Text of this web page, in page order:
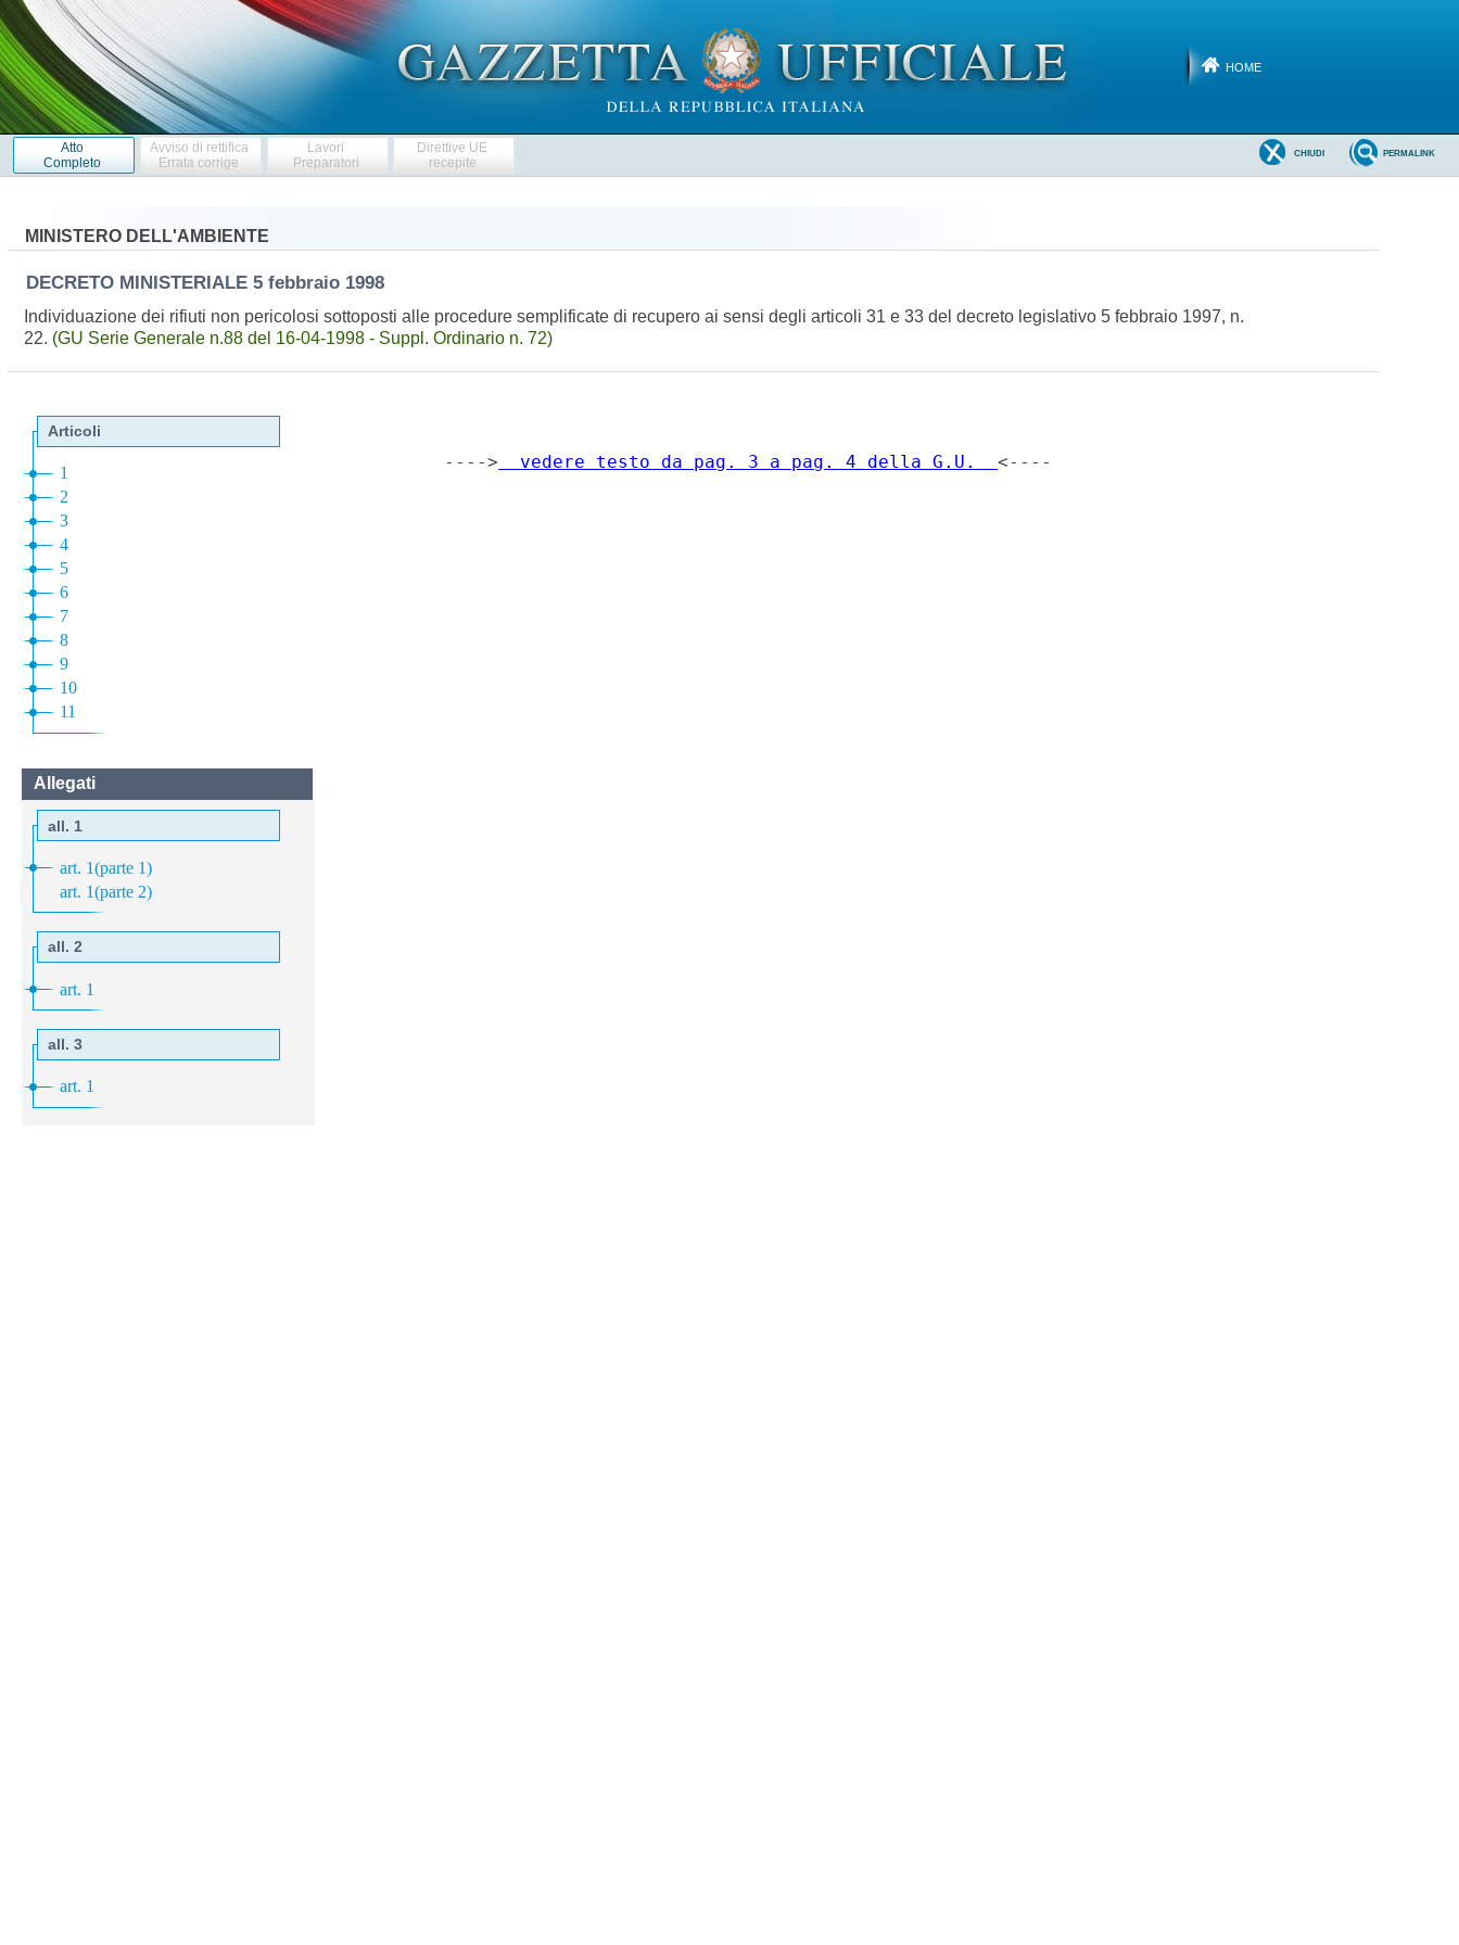
HOME
Atto
Completo
Avviso di rettifica
Errata corrige
Lavori
Preparatori
Direttive UE
recepite
PERMALINK
CHIUDI
MINISTERO DELL'AMBIENTE
DECRETO MINISTERIALE 5 febbraio 1998
Individuazione dei rifiuti non pericolosi sottoposti alle procedure semplificate di recupero ai sensi degli articoli 31 e 33 del decreto legislativo 5 febbraio 1997, n.
22. (GU Serie Generale n.88 del 16-04-1998 - Suppl. Ordinario n. 72)